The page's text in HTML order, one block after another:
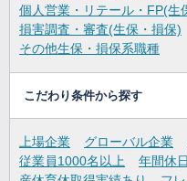
個人営業・リテール・FP(生
損害調査・審査(生保・損保)
その他生保・損保系職種
こだわり条件から探す
上場企業 グローバル企業
従業員1000名以上
年間休